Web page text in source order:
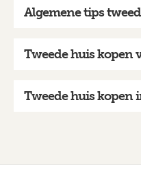
Algemene tips
Tweede huis kopen
Tweede huis kopen